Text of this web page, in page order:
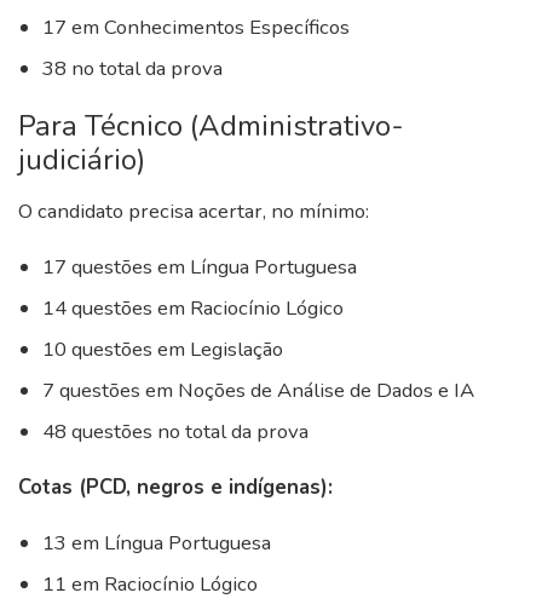
17 em Conhecimentos Específicos
38 no total da prova
Para Técnico (Administrativo-
judiciário)
O candidato precisa acertar, no mínimo:
17 questões em Língua Portuguesa
14 questões em Raciocínio Lógico
10 questões em Legislação
7 questões em Noções de Análise de Dados e IA
48 questões no total da prova
Cotas (PCD, negros e indígenas):
13 em Língua Portuguesa
11 em Raciocínio Lógico